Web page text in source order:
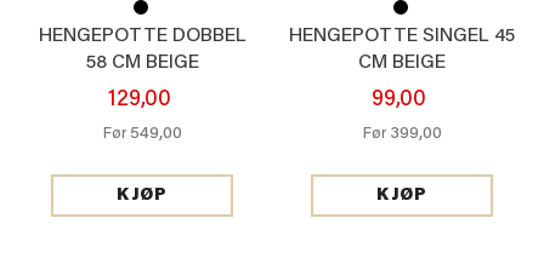
HENGEPOTTE DOBBEL
58 CM BEIGE
129,00
Før 549,00
KJØP
HENGEPOTTE SINGEL 45
CM BEIGE
99,00
Før 399,00
KJØP